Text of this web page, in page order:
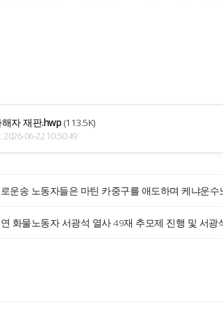
해자 재판.hwp (113.5K)
06-22 10:50:49
운송 노동자들은 마틴 카중구를 애도하며 케냐운
화물노동자 서광석 열사 49재 추모제 진행 및 서